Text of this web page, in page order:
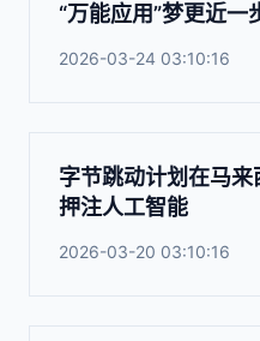
“万能应用”梦更近一
2026-03-24 03:10:16
字节跳动计划在马
押注人工智能
2026-03-20 03:10:16